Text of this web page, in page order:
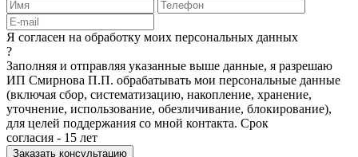
Я согласен на обработку моих персональных данных
?
Заполняя и отправляя указанные выше данные, я разрешаю
ИП Смирнова П.П. обрабатывать мои персональные данные
(включая сбор, систематизацию, накопление, хранение,
уточнение, использование, обезличивание, блокирование),
для целей поддержания со мной контакта. Срок
согласия - 15 лет